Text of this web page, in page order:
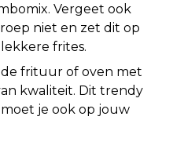
Vergeet ook
niet en zet dit op
frites.
frituur of oven met
kwaliteit. Dit trendy
je ook op jouw